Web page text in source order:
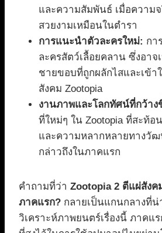
และความสัมพันธ์ เมื่อความ
สวยงามเหมือนในตำรา
การแนะนำตัวละครใหม่: กา
ละครสัตว์เลื้อยคลาน ซึ่งอา
ชายขอบที่ถูกผลักไสและเข้า
สังคม Zootopia
งานภาพและโลกทัศน์ที่กว้าง
ที่ใหม่ๆ ใน Zootopia ที่สะท้อ
และความหลากหลายทางวัฒ
กล่าวถึงในภาคแรก
คำถามที่ว่า Zootopia 2 ตีแผ่สังค
ภาคแรก? กลายเป็นแกนกลางที่
วิเคราะห์ภาพยนตร์เรื่องนี้ ภาคแ